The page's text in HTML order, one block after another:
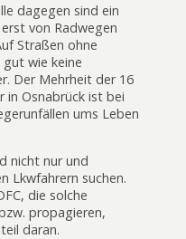
dagegen sind ein
von Radwegen
Straßen ohne
wie keine
Der Mehrheit der 16
Osnabrück ist bei
ums Leben
nicht nur und
Lkwfahrern suchen.
die solche
propagieren,
daran.